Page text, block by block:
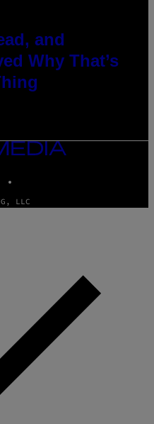
and
Why That’s
LLC